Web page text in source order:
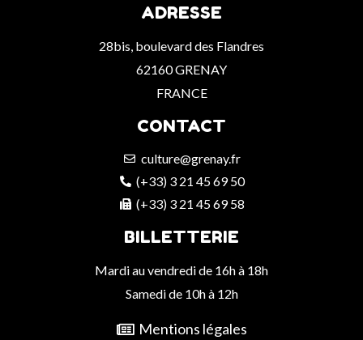
ADRESSE
28bis, boulevard des Flandres
62160 GRENAY
FRANCE
CONTACT
culture@grenay.fr
(+33) 3 21 45 69 50
(+33) 3 21 45 69 58
BILLETTERIE
Mardi au vendredi de 16h à 18h
Samedi de 10h à 12h
Mentions légales